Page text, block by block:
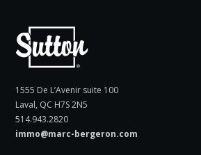
1555 De L’Avenir suite 100
Laval, QC H7S 2N5
514.943.2820
immo@marc-bergeron.com